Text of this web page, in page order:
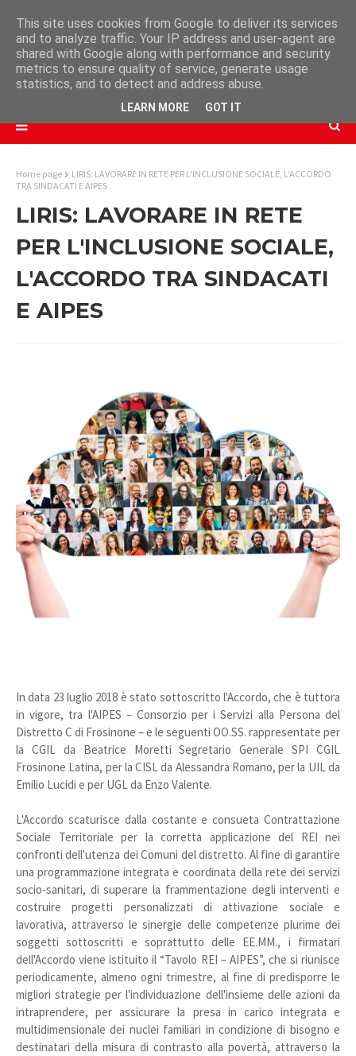
Home page
LIRIS: LAVORARE IN RETE PER L'INCLUSIONE SOCIALE, L'ACCORDO
TRA SINDACATI E AIPES
LIRIS: LAVORARE IN RETE
PER L'INCLUSIONE SOCIALE,
L'ACCORDO TRA SINDACATI
E AIPES
In data 23 luglio 2018 è stato sottoscritto l'Accordo, che è tuttora
in vigore, tra l'AIPES – Consorzio per i Servizi alla Persona del
Distretto C di Frosinone – e le seguenti OO.SS. rappresentate per
la CGIL da Beatrice Moretti Segretario Generale SPI CGIL
Frosinone Latina, per la CISL da Alessandra Romano, per la UIL da
Emilio Lucidi e per UGL da Enzo Valente.
L'Accordo scaturisce dalla costante e consueta Contrattazione
Sociale Territoriale per la corretta applicazione del REI nei
confronti dell'utenza dei Comuni del distretto. Al fine di garantire
una programmazione integrata e coordinata della rete dei servizi
socio-sanitari, di superare la frammentazione degli interventi e
costruire progetti personalizzati di attivazione sociale e
lavorativa, attraverso le sinergie delle competenze plurime dei
soggetti sottoscritti e soprattutto delle EE.MM., i firmatari
dell'Accordo viene istituito il “Tavolo REI – AIPES”, che si riunisce
periodicamente, almeno ogni trimestre, al fine di predisporre le
migliori strategie per l'individuazione dell'insieme delle azioni da
intraprendere, per assicurare la presa in carico integrata e
multidimensionale dei nuclei familiari in condizione di bisogno e
destinatari della misura di contrasto alla povertà, attraverso la
This site uses cookies from Google to deliver its services
and to analyze traffic. Your IP address and user-agent are
shared with Google along with performance and security
metrics to ensure quality of service, generate usage
statistics, and to detect and address abuse.
LEARN MORE GOT IT